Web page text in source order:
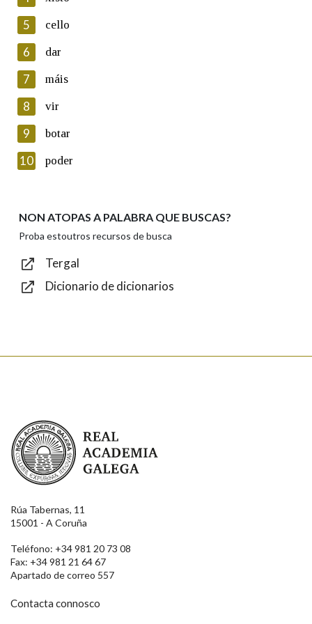
Lin e acepto as condicións da política de
Introduce o código que aparece na imaxe:
Texto de verificación
Enviar
5 cello
6 dar
7 máis
8 vir
9 botar
10 poder
NON ATOPAS A PALABRA QUE BUSCAS?
Proba estoutros recursos de busca
Tergal
Dicionario de dicionarios
Real Academia Galega
Rúa Tabernas, 11
15001 - A Coruña
Teléfono: +34 981 20 73 08
Fax: +34 981 21 64 67
Apartado de correo 557
Contacta connosco